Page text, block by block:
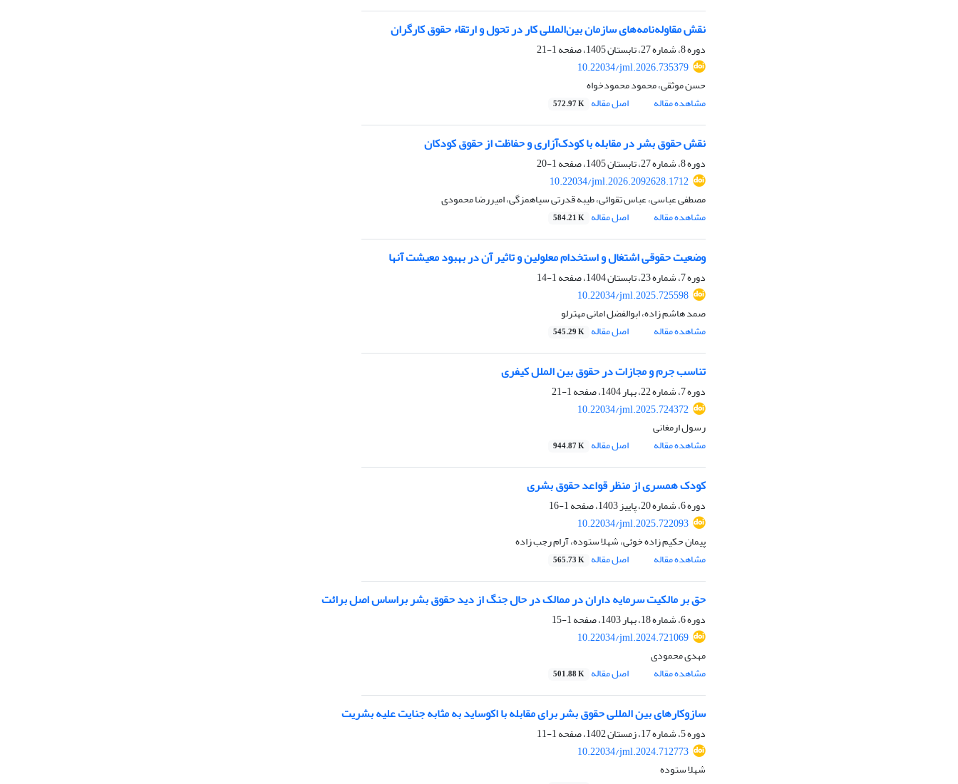
نقش مقاوله‌نامه‌های سازمان بین‌المللی کار در تحول و ارتقاء حقوق کارگران
دوره 8، شماره 27، تابستان 1405، صفحه
1-21
10.22034/jml.2026.735379
حسن موثقی، محمود محمودخواه
مشاهده مقاله
اصل مقاله 572.97 K
نقش حقوق بشر در مقابله با کودک‌آزاری و حفاظت از حقوق کودکان
دوره 8، شماره 27، تابستان 1405، صفحه
1-20
10.22034/jml.2026.2092628.1712
مصطفی عباسی، عباس تقوائی، طیبه قدرتی سیاهمزگی، امیررضا محمودی
مشاهده مقاله
اصل مقاله 584.21 K
وضعیت حقوقی اشتغال و استخدام معلولین و تاثیر آن در بهبود معیشت آنها
دوره 7، شماره 23، تابستان 1404، صفحه
1-14
10.22034/jml.2025.725598
صمد هاشم زاده، ابوالفضل امانی مهترلو
مشاهده مقاله
اصل مقاله 545.29 K
تناسب جرم و مجازات در حقوق بین الملل کیفری
دوره 7، شماره 22، بهار 1404، صفحه
1-21
10.22034/jml.2025.724372
رسول ارمغانی
مشاهده مقاله
اصل مقاله 944.87 K
کودک همسری از منظر قواعد حقوق بشری
دوره 6، شماره 20، پاییز 1403، صفحه
1-16
10.22034/jml.2025.722093
پیمان حکیم زاده خوئی، شهلا ستوده، آرام رجب زاده
مشاهده مقاله
اصل مقاله 565.73 K
حق بر مالکیت سرمایه داران در ممالک در حال جنگ از دید حقوق بشر براساس اصل برائت
دوره 6، شماره 18، بهار 1403، صفحه
1-15
10.22034/jml.2024.721069
مهدی محمودی
مشاهده مقاله
اصل مقاله 501.88 K
سازوکارهای بین المللی حقوق بشر برای مقابله با اکوساید به مثابه جنایت علیه بشریت
دوره 5، شماره 17، زمستان 1402، صفحه
1-11
10.22034/jml.2024.712773
شهلا ستوده